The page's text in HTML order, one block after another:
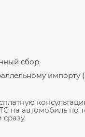
сбор
на автомобиль по